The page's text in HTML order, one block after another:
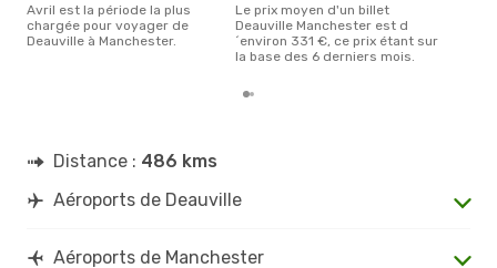
avril est la période la plus
chargée pour voyager de
Deauville à Manchester.
Le prix moyen d'un billet
Deauville Manchester est d
´environ 331 €, ce prix étant sur
la base des 6 derniers mois.
Distance : 486 kms
Aéroports de Deauville
Aéroports de Manchester